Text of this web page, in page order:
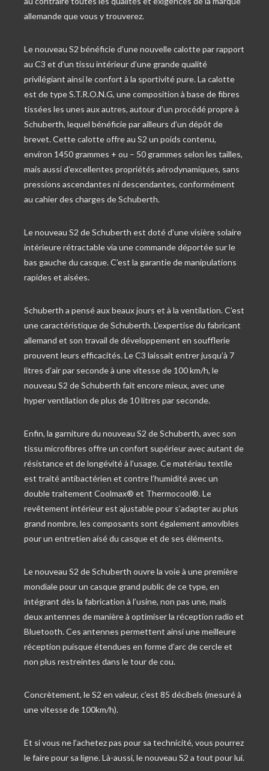
allemande que vous y trouverez.
Le nouveau S2 bénéficie d’une nouvelle calotte par rapport
au C3 et d’un tissu intérieur d’une grande qualité
privilégiant ainsi le confort à la sportivité pure. La calotte
est de type S.T.R.O.N.G, une composition à base de fibres
tissées les unes aux autres, autour d’un procédé propre à
Schuberth, lequel bénéficie par ailleurs d’un dépôt de
brevet. Cette calotte offre au S2 un poids contenu,
environ 1450 grammes + ou – 50 grammes selon les tailles,
mais aussi d’excellentes propriétés aérodynamiques, sans
pressions ascendantes ni descendantes, conformément
au cahier des charges de Schuberth.
Le nouveau S2 de Schuberth est doté d’une visière solaire
intérieure rétractable via une commande déportée sur le
bas gauche du casque. C’est la garantie de manipulations
rapides et aisées.
Schuberth a pensé aux beaux jours et à la ventilation. C’est
une caractéristique de Schuberth. L’expertise du fabricant
allemand et son travail de développement en soufflerie
prouvent leurs efficacités. Le C3 laissait entrer jusqu’à 7
litres d’air par seconde à une vitesse de 100 km/h, le
nouveau S2 de Schuberth fait encore mieux, avec une
hyper ventilation de plus de 10 litres par seconde.
Enfin, la garniture du nouveau S2 de Schuberth, avec son
tissu microfibres offre un confort supérieur avec autant de
résistance et de longévité à l’usage. Ce matériau textile
est traité antibactérien et contre l’humidité avec un
double traitement Coolmax® et Thermocool®. Le
revêtement intérieur est ajustable pour s’adapter au plus
grand nombre, les composants sont également amovibles
pour un entretien aisé du casque et de ses éléments.
Le nouveau S2 de Schuberth ouvre la voie à une première
mondiale pour un casque grand public de ce type, en
intégrant dès la fabrication à l’usine, non pas une, mais
deux antennes de manière à optimiser la réception radio et
Bluetooth. Ces antennes permettent ainsi une meilleure
réception puisque étendues en forme d’arc de cercle et
non plus restreintes dans le tour de cou.
Concrètement, le S2 en valeur, c’est 85 décibels (mesuré à
une vitesse de 100km/h).
Et si vous ne l’achetez pas pour sa technicité, vous pourrez
le faire pour sa ligne. Là-aussi, le nouveau S2 a tout pour lui.